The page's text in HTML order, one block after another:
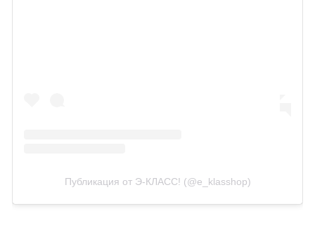
Публикация от Э-КЛАСС! (@e_klasshop)